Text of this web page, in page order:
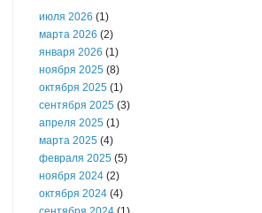
июля 2026 (1)
марта 2026 (2)
января 2026 (1)
ноября 2025 (8)
октября 2025 (1)
сентября 2025 (3)
апреля 2025 (1)
марта 2025 (4)
февраля 2025 (5)
ноября 2024 (2)
октября 2024 (4)